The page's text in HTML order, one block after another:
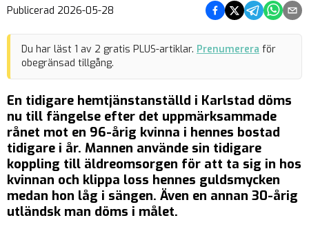
Publicerad 2026-05-28 Dela på Facebook
Dela på Twitter
Dela påDela på
Dela
Du har läst 1 av 2 gratis PLUS-artiklar. Prenumerera för
obegränsad tillgång.
En tidigare hemtjänstanställd i Karlstad döms
nu till fängelse efter det uppmärksammade
rånet mot en 96-årig kvinna i hennes bostad
tidigare i år. Mannen använde sin tidigare
koppling till äldreomsorgen för att ta sig in hos
kvinnan och klippa loss hennes guldsmycken
medan hon låg i sängen. Även en annan 30-årig
utländsk man döms i målet.